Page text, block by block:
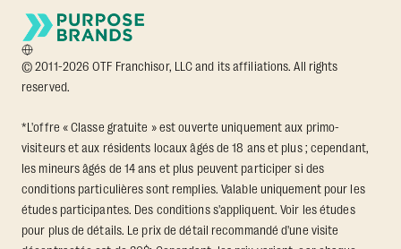
© 2011-2026 OTF Franchisor, LLC and its affiliations. All rights
reserved.
*L'offre « Classe gratuite » est ouverte uniquement aux primo-
visiteurs et aux résidents locaux âgés de 18 ans et plus ; cependant,
les mineurs âgés de 14 ans et plus peuvent participer si des
conditions particulières sont remplies. Valable uniquement pour les
études participantes. Des conditions s'appliquent. Voir les études
pour plus de détails. Le prix de détail recommandé d'une visite